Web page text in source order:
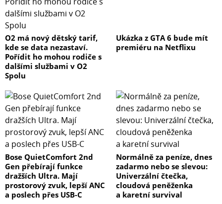
O2 má nový dětský tarif,
kde se data nezastaví.
Pořídit ho mohou rodiče s
dalšími službami v O2
Spolu
Ukázka z GTA 6 bude mít
premiéru na Netflixu
Bose QuietComfort 2nd
Gen přebírají funkce
dražších Ultra. Mají
prostorový zvuk, lepší ANC
a poslech přes USB-C
Normálně za peníze, dnes
zadarmo nebo se slevou:
Univerzální čtečka,
cloudová peněženka
a karetní survival